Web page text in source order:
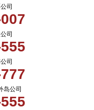
司
司
司
岛公司